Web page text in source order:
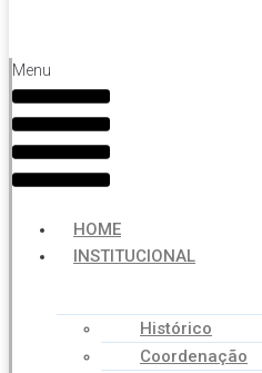
Menu
HOME
INSTITUCIONAL
Histórico
Coordenação